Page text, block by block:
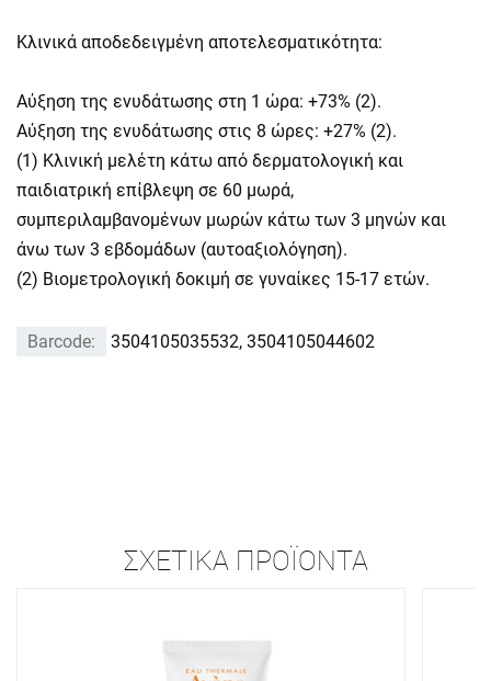
Κλινικά αποδεδειγμένη αποτελεσματικότητα:
Αύξηση της ενυδάτωσης στη 1 ώρα: +73% (2).
Αύξηση της ενυδάτωσης στις 8 ώρες: +27% (2).
(1) Κλινική μελέτη κάτω από δερματολογική και
παιδιατρική επίβλεψη σε 60 μωρά,
συμπεριλαμβανομένων μωρών κάτω των 3 μηνών και
άνω των 3 εβδομάδων (αυτοαξιολόγηση).
(2) Βιομετρολογική δοκιμή σε γυναίκες 15-17 ετών.
Barcode: 3504105035532, 3504105044602
ΣΧΕΤΙΚΆ ΠΡΟΪΌΝΤΑ